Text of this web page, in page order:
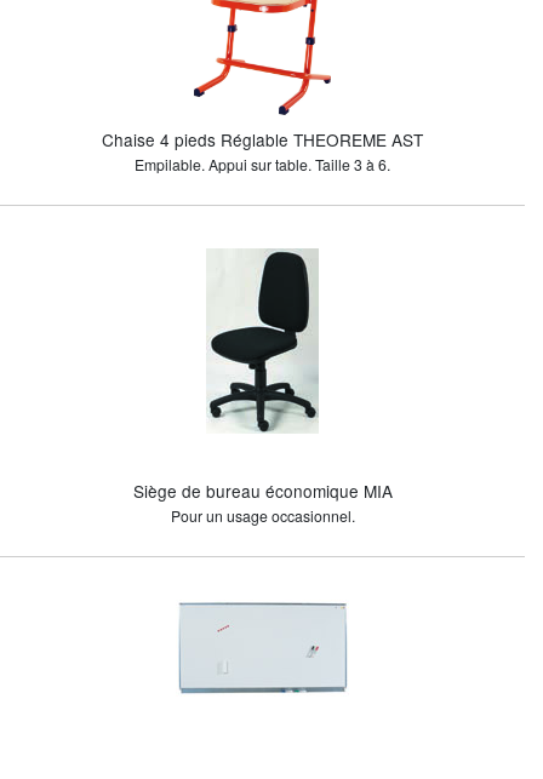
Chaise 4 pieds Réglable THEOREME AST
Empilable. Appui sur table. Taille 3 à 6.
Siège de bureau économique MIA
Pour un usage occasionnel.